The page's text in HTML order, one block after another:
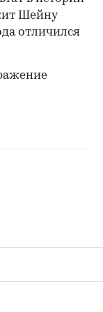
Шейну
отличился